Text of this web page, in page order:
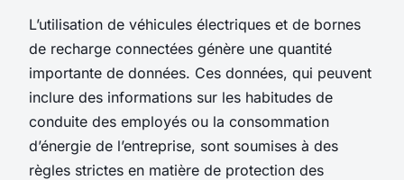
L’utilisation de véhicules électriques et de bornes
de recharge connectées génère une quantité
importante de données. Ces données, qui peuvent
inclure des informations sur les habitudes de
conduite des employés ou la consommation
d’énergie de l’entreprise, sont soumises à des
règles strictes en matière de protection des